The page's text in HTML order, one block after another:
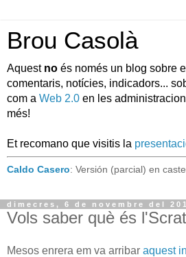
Brou Casolà
Aquest no és només un blog sobre
comentaris, notícies, indicadors...
com a Web 2.0 en les
més!
Et recomano que visitis la
Caldo Casero: Versión (parcial) en
dimecres, 6 de novembre del
Vols saber què és
Mesos enrera em va arribar aquest